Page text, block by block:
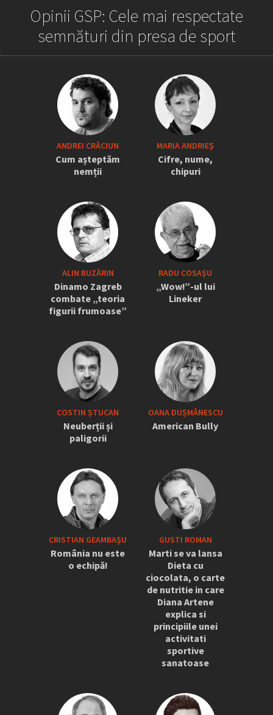
„Iordănescu a tras sforile să revină la
națională” » Pițurcă face dezvăluiri
tari: „Dacă știam că vine el...” +
Scena din avion: „Era transfigurat”
Opinii GSP: Cele mai respectate
semnături din presa de sport
ANDREI CRĂCIUN
Cum așteptăm
nemții
MARIA ANDRIEŞ
Cifre, nume,
chipuri
ALIN BUZĂRIN
Dinamo Zagreb
combate „teoria
figurii frumoase”
RADU COSAȘU
„Wow!”-ul lui
Lineker
COSTIN ȘTUCAN
Neuberții și
paligorii
OANA DUȘMĂNESCU
American Bully
CRISTIAN GEAMBAŞU
România nu este
o echipă!
GUSTI ROMAN
Marti se va lansa
Dieta cu
ciocolata, o carte
de nutritie in care
Diana Artene
explica si
principiile unei
activitati
sportive
sanatoase